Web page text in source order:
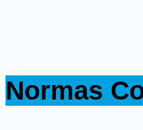
Normas